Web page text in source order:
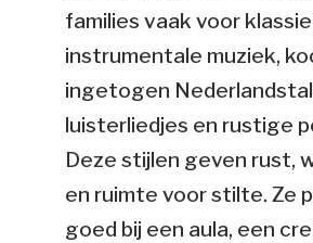
families vaak voor
instrumentale muziek,
ingetogen
luisterliedjes en rustige
Deze stijlen geven rust,
en ruimte voor stilte. Ze
goed bij een aula, een